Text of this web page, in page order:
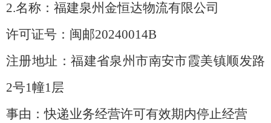
2.名称：福建泉州金恒达物流有限公司
许可证号：闽邮20240014B
注册地址：福建省泉州市南安市霞美镇顺发路
2号1幢1层
事由：快递业务经营许可有效期内停止经营